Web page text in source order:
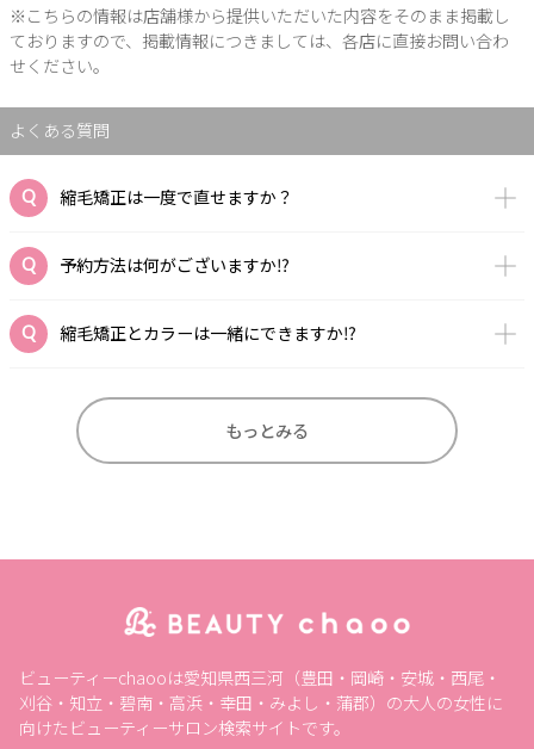
※こちらの情報は店舗様から提供いただいた内容をそのまま掲載し
ておりますので、掲載情報につきましては、各店に直接お問い合わ
せください。
よくある質問
縮毛矯正は一度で直せますか？
予約方法は何がございますか⁉️
縮毛矯正とカラーは一緒にできますか⁉️
もっとみる
ビューティーchaooは愛知県西三河（豊田・岡崎・安城・西尾・
刈谷・知立・碧南・高浜・幸田・みよし・蒲郡）の大人の女性に
向けたビューティーサロン検索サイトです。